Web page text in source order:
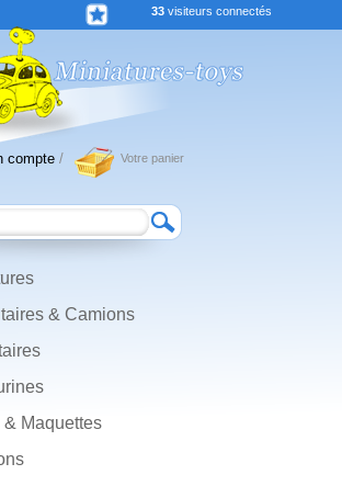
33 visiteurs connectés
compte / Votre panier
& Camions
& Maquettes